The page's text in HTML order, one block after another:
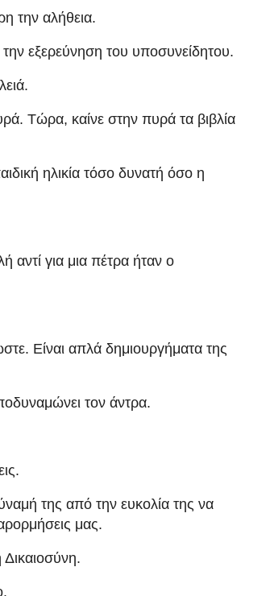
την αλήθεια.
την εξερεύνηση του υποσυνείδητου.
Τώρα, καίνε στην πυρά τα βιβλία
ηλικία τόσο δυνατή όσο η
για μια πέτρα ήταν ο
Είναι απλά δημιουργήματα της
τον άντρα.
της από την ευκολία της να
μας.